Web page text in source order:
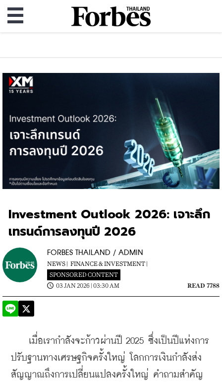
Investment Outlook 2026: เจาะลึก
เทรนด์การลงทุนปี 2026
FORBES THAILAND / ADMIN
NEWS | FINANCE & INVESTMENT |
SPONSORED CONTENT
03 JAN 2026 | 03:30 AM
READ 7788
เมื่อเรากำลังจะก้าวผ่านปี 2025 ซึ่งเป็นปีแห่งการ
ปรับฐานทางเศรษฐกิจครั้งใหญ่ โลกการเงินกำลังส่ง
สัญญาณถึงการเปลี่ยนแปลงครั้งใหญ่ คำถามสำคัญ